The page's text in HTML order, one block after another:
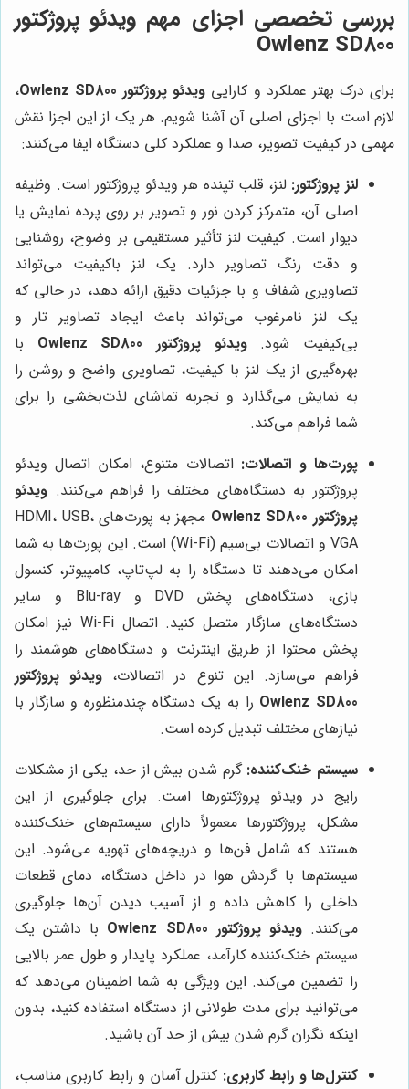
بررسی تخصصی اجزای مهم ویدئو پروژکتور
Owlenz SD800
برای درک بهتر عملکرد و کارایی ویدئو پروژکتور Owlenz SD800
،
لازم است با اجزای اصلی آن آشنا شویم. هر یک از این اجزا نقش
مهمی در کیفیت تصویر، صدا و عملکرد کلی دستگاه ایفا می‌کنند:
لنز پروژکتور: لنز، قلب تپنده هر ویدئو پروژکتور است. وظیفه
اصلی آن، متمرکز کردن نور و تصویر بر روی پرده نمایش یا
دیوار است. کیفیت لنز تأثیر مستقیمی بر وضوح، روشنایی
و دقت رنگ تصاویر دارد. یک لنز باکیفیت می‌تواند
تصاویری شفاف و با جزئیات دقیق ارائه دهد، در حالی که
یک لنز نامرغوب می‌تواند باعث ایجاد تصاویر تار و
بی‌کیفیت شود.ویدئو پروژکتور Owlenz SD800
با
بهره‌گیری از یک لنز با کیفیت، تصاویری واضح و روشن را
به نمایش می‌گذارد و تجربه تماشای لذت‌بخشی را برای
شما فراهم می‌کند.
پورت‌ها و اتصالات: اتصالات متنوع، امکان اتصال ویدئو
پروژکتور به دستگاه‌های مختلف را فراهم می‌کنند. ویدئو
پروژکتور Owlenz SD800
مجهز به پورت‌های HDMI، USB،
VGA و اتصالات بی‌سیم (Wi-Fi) است. این پورت‌ها به شما
امکان می‌دهند تا دستگاه را به لپ‌تاپ، کامپیوتر، کنسول
بازی، دستگاه‌های پخش DVD و Blu-ray و سایر
دستگاه‌های سازگار متصل کنید. اتصال Wi-Fi نیز امکان
پخش محتوا از طریق اینترنت و دستگاه‌های هوشمند را
فراهم می‌سازد. این تنوع در اتصالات، ویدئو پروژکتور
Owlenz SD800 را به یک دستگاه چندمنظوره و سازگار با
نیازهای مختلف تبدیل کرده است.
سیستم خنک‌کننده: گرم شدن بیش از حد، یکی از مشکلات
رایج در ویدئو پروژکتورها است. برای جلوگیری از این
مشکل، پروژکتورها معمولاً دارای سیستم‌های خنک‌کننده
هستند که شامل فن‌ها و دریچه‌های تهویه می‌شود. این
سیستم‌ها با گردش هوا در داخل دستگاه، دمای قطعات
داخلی را کاهش داده و از آسیب دیدن آن‌ها جلوگیری
می‌کنند.ویدئو پروژکتور Owlenz SD800
با داشتن یک
سیستم خنک‌کننده کارآمد، عملکرد پایدار و طول عمر بالایی
را تضمین می‌کند. این ویژگی به شما اطمینان می‌دهد که
می‌توانید برای مدت طولانی از دستگاه استفاده کنید، بدون
اینکه نگران گرم شدن بیش از حد آن باشید.
کنترل‌ها و رابط کاربری: کنترل آسان و رابط کاربری مناسب،